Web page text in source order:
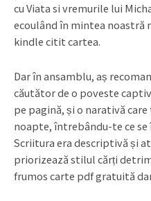
cu Viata si vremurile lui
ecoulând în mintea
kindle citit cartea.
Dar în ansamblu, aș
căutător de o poveste
pe pagină, și o narativă
noapte, întrebându-te ce
Scriitura era descriptivă și
priorizează stilul cărți
frumos carte pdf gratuită